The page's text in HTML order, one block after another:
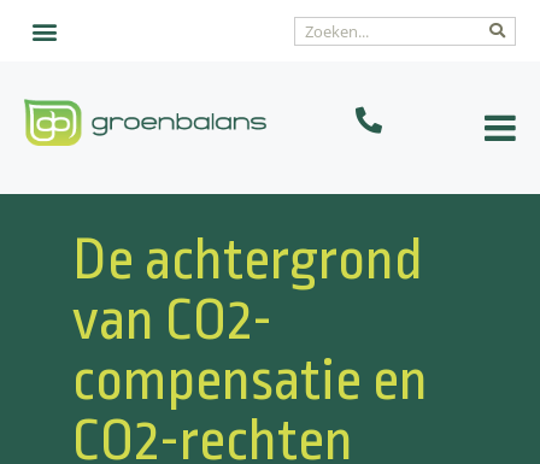
De achtergrond
van CO2-
compensatie en
CO2-rechten